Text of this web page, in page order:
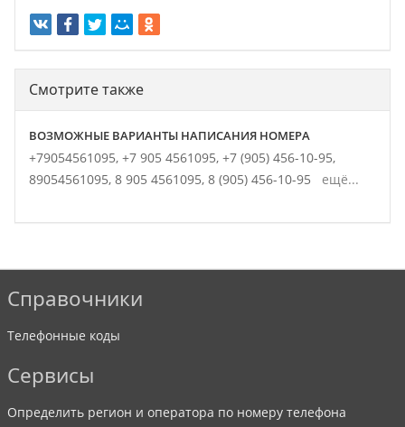
Смотрите также
ВОЗМОЖНЫЕ ВАРИАНТЫ НАПИСАНИЯ НОМЕРА
+79054561095, +7 905 4561095, +7 (905) 456-10-95,
89054561095, 8 905 4561095, 8 (905) 456-10-95 ещё...
Справочники
Телефонные коды
Сервисы
Определить регион и оператора по номеру телефона